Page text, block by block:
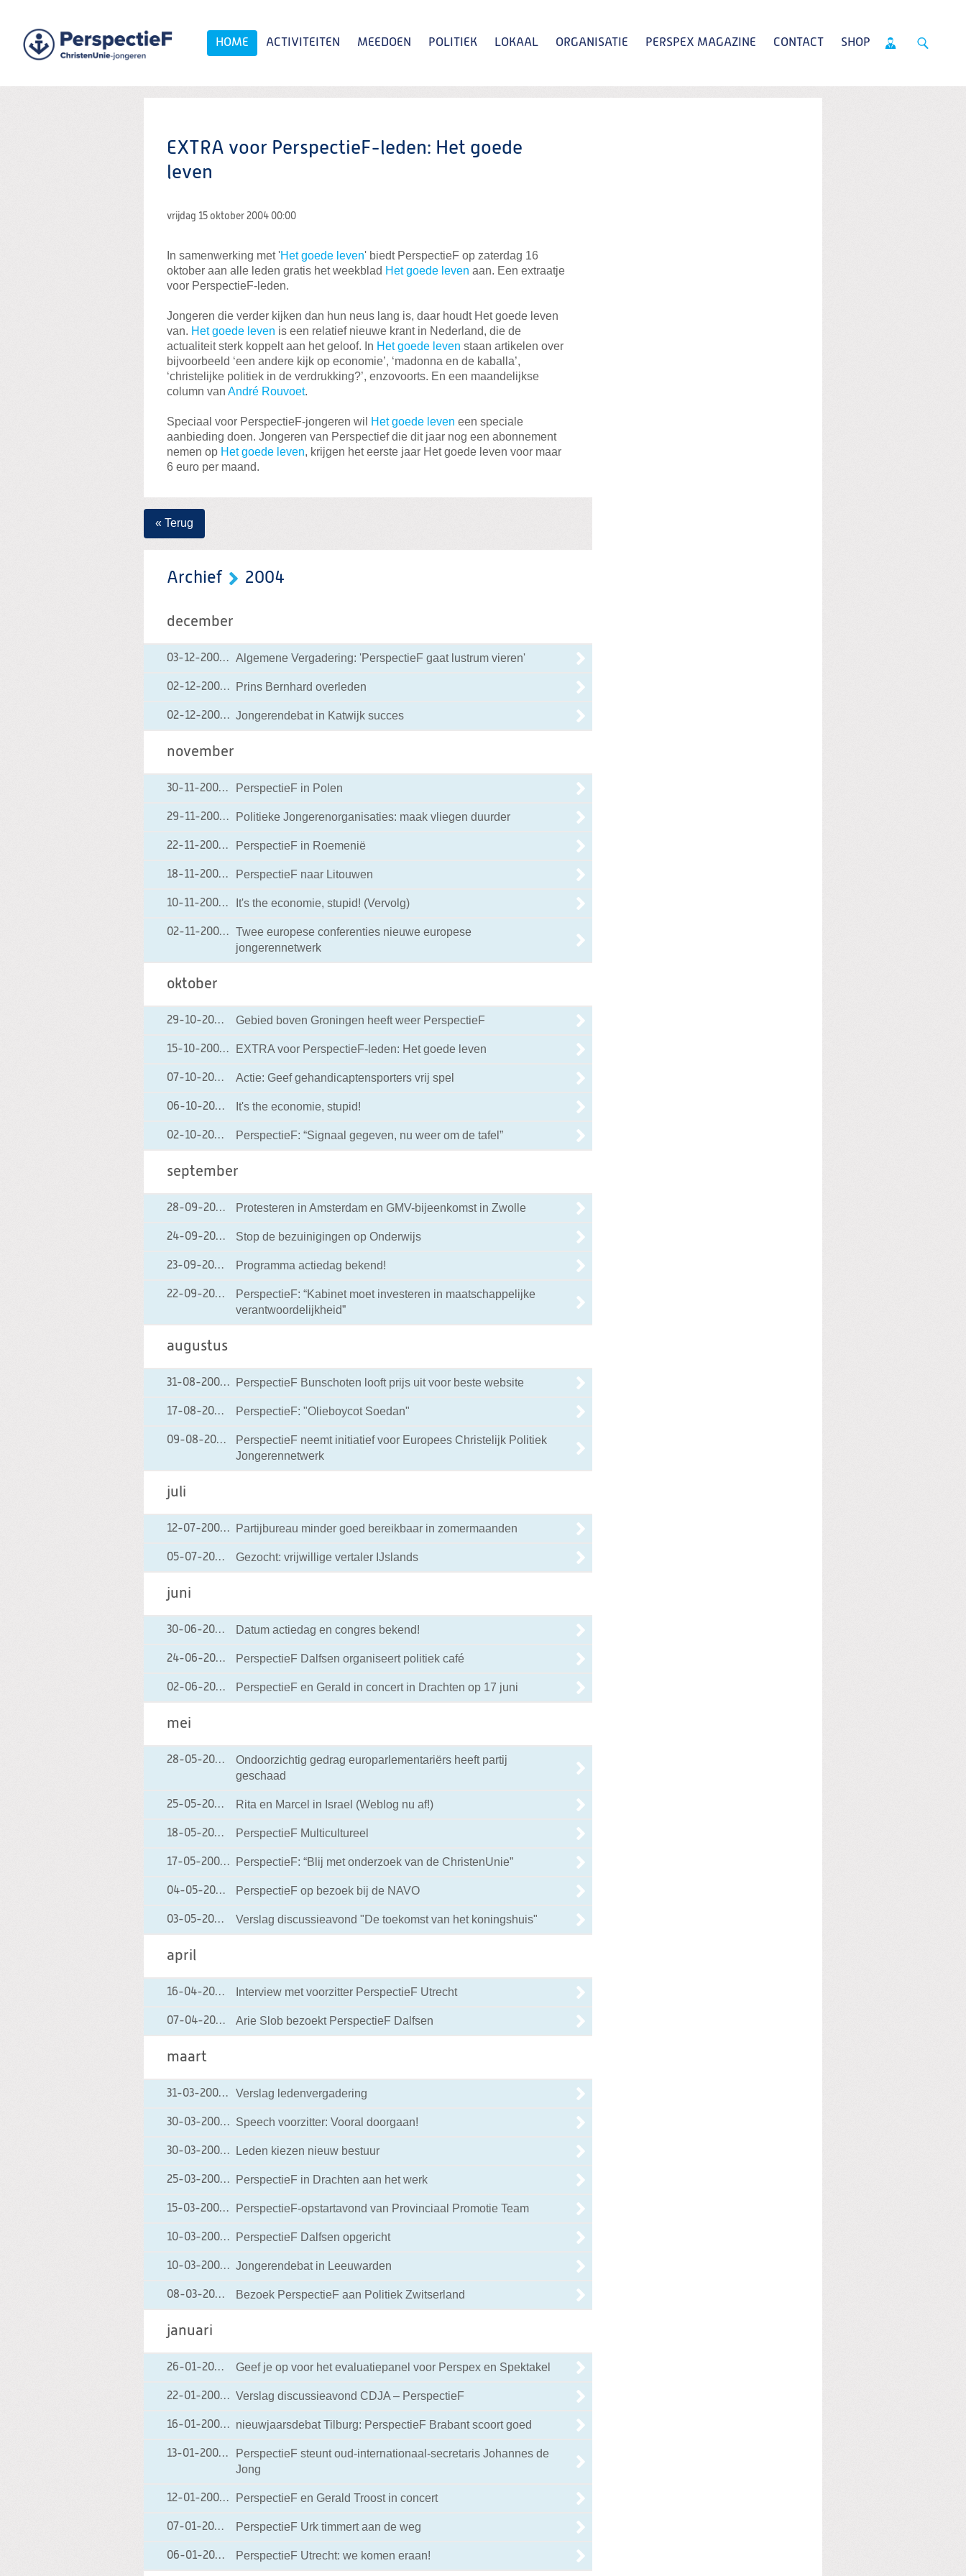
Spring
naar
HOME ACTIVITEITEN MEEDOEN POLITIEK LOKAAL ORGANISATIE PERSPEX MAGAZINE CONTACT SHOP
EXTRA voor PerspectieF-leden: Het goede
leven
vrijdag 15 oktober 2004 00:00
In samenwerking met 'Het goede leven' biedt PerspectieF op zaterdag 16
oktober aan alle leden gratis het weekblad Het goede leven aan. Een extraatje
voor PerspectieF-leden.
Jongeren die verder kijken dan hun neus lang is, daar houdt Het goede leven
van. Het goede leven is een relatief nieuwe krant in Nederland, die de
actualiteit sterk koppelt aan het geloof. In Het goede leven staan artikelen over
bijvoorbeeld ‘een andere kijk op economie’, ‘madonna en de kaballa’,
‘christelijke politiek in de verdrukking?’, enzovoorts. En een maandelijkse
column van André Rouvoet.
Speciaal voor PerspectieF-jongeren wil Het goede leven een speciale
aanbieding doen. Jongeren van Perspectief die dit jaar nog een abonnement
nemen op Het goede leven, krijgen het eerste jaar Het goede leven voor maar
6 euro per maand.
« Terug
Archief 2004
december
03-12-200403-12-2004 12:13
Algemene Vergadering: 'PerspectieF gaat lustrum vieren'
02-12-200402-12-2004 21:20
Prins Bernhard overleden
02-12-200402-12-2004 10:25
Jongerendebat in Katwijk succes
november
30-11-200430-11-2004 00:00
PerspectieF in Polen
29-11-200429-11-2004 18:24
Politieke Jongerenorganisaties: maak vliegen duurder
22-11-200422-11-2004 00:00
PerspectieF in Roemenië
18-11-200418-11-2004 00:00
PerspectieF naar Litouwen
10-11-200410-11-2004 00:00
It's the economie, stupid! (Vervolg)
02-11-200402-11-2004 00:00
Twee europese conferenties nieuwe europese
jongerennetwerk
oktober
29-10-2004 29-10-2004 00:00
Gebied boven Groningen heeft weer PerspectieF
15-10-200415-10-2004 00:00
EXTRA voor PerspectieF-leden: Het goede leven
07-10-2004 07-10-2004 00:00
Actie: Geef gehandicaptensporters vrij spel
06-10-2004 06-10-2004 00:00
It's the economie, stupid!
02-10-2004 02-10-2004 00:00
PerspectieF: “Signaal gegeven, nu weer om de tafel”
september
28-09-2004 28-09-2004 00:00
Protesteren in Amsterdam en GMV-bijeenkomst in Zwolle
24-09-2004 24-09-2004 00:00
Stop de bezuinigingen op Onderwijs
23-09-2004 23-09-2004 00:00
Programma actiedag bekend!
22-09-2004 22-09-2004 00:00
PerspectieF: “Kabinet moet investeren in maatschappelijke
verantwoordelijkheid”
augustus
31-08-200431-08-2004 00:00
PerspectieF Bunschoten looft prijs uit voor beste website
17-08-2004 17-08-2004 00:00
PerspectieF: "Olieboycot Soedan"
09-08-2004 09-08-2004 00:00
PerspectieF neemt initiatief voor Europees Christelijk Politiek
Jongerennetwerk
juli
12-07-200412-07-2004 00:00
Partijbureau minder goed bereikbaar in zomermaanden
05-07-2004 05-07-2004 00:00
Gezocht: vrijwillige vertaler IJslands
juni
30-06-2004 30-06-2004 00:00
Datum actiedag en congres bekend!
24-06-2004 24-06-2004 00:00
PerspectieF Dalfsen organiseert politiek café
02-06-2004 02-06-2004 00:00
PerspectieF en Gerald in concert in Drachten op 17 juni
mei
28-05-2004 28-05-2004 00:00
Ondoorzichtig gedrag europarlementariërs heeft partij
geschaad
25-05-2004 25-05-2004 00:00
Rita en Marcel in Israel (Weblog nu af!)
18-05-2004 18-05-2004 00:00
PerspectieF Multicultureel
17-05-200417-05-2004 00:00
PerspectieF: “Blij met onderzoek van de ChristenUnie”
04-05-2004 04-05-2004 00:00
PerspectieF op bezoek bij de NAVO
03-05-2004 03-05-2004 00:00
Verslag discussieavond "De toekomst van het koningshuis"
april
16-04-2004 16-04-2004 00:00
Interview met voorzitter PerspectieF Utrecht
07-04-2004 07-04-2004 00:00
Arie Slob bezoekt PerspectieF Dalfsen
maart
31-03-200431-03-2004 00:00
Verslag ledenvergadering
30-03-200430-03-2004 00:00
Speech voorzitter: Vooral doorgaan!
30-03-200430-03-2004 00:00
Leden kiezen nieuw bestuur
25-03-200425-03-2004 00:00
PerspectieF in Drachten aan het werk
15-03-200415-03-2004 00:00
PerspectieF-opstartavond van Provinciaal Promotie Team
10-03-200410-03-2004 00:00
PerspectieF Dalfsen opgericht
10-03-200410-03-2004 00:00
Jongerendebat in Leeuwarden
08-03-2004 08-03-2004 00:00
Bezoek PerspectieF aan Politiek Zwitserland
januari
26-01-2004 26-01-2004 00:00
Geef je op voor het evaluatiepanel voor Perspex en Spektakel
22-01-200422-01-2004 00:00
Verslag discussieavond CDJA – PerspectieF
16-01-200416-01-2004 00:00
nieuwjaarsdebat Tilburg: PerspectieF Brabant scoort goed
13-01-200413-01-2004 00:00
PerspectieF steunt oud-internationaal-secretaris Johannes de
Jong
12-01-200412-01-2004 00:00
PerspectieF en Gerald Troost in concert
07-01-2004 07-01-2004 00:00
PerspectieF Urk timmert aan de weg
06-01-2004 06-01-2004 00:00
PerspectieF Utrecht: we komen eraan!